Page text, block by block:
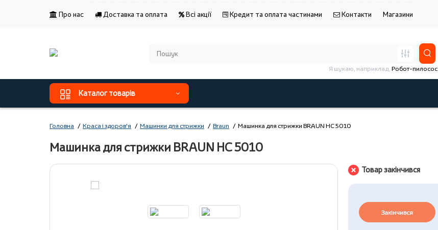
Про нас Доставка та оплата Всі акції Кредит та оплата частинами Контакти Магазини
Я шукаю, наприклад,Робот-пилосос
Каталог товарів
Головна Краса і здоров'я Машинки для стрижки Braun Машинка для стрижки BRAUN HC 5010
Машинка для стрижки BRAUN HC 5010
Товар закінчився
Закінчився